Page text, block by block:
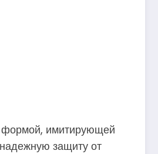
формой, имитирующей
защиту от